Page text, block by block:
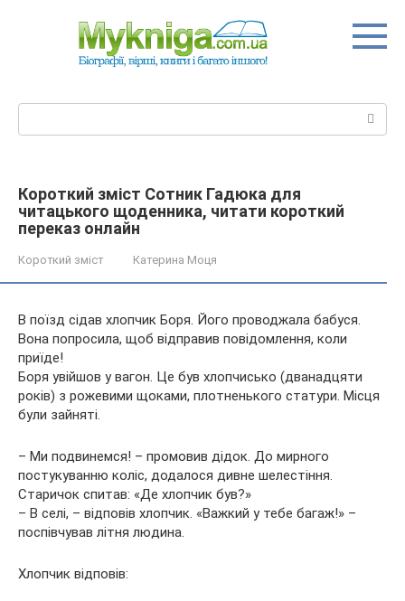
Короткий зміст Сотник Гадюка для
читацького щоденника, читати короткий
переказ онлайн
Короткий зміст Катерина Моця
В поїзд сідав хлопчик Боря. Його проводжала бабуся.
Вона попросила, щоб відправив повідомлення, коли
приїде!
Боря увійшов у вагон. Це був хлопчисько (дванадцяти
років) з рожевими щоками, плотненького статури. Місця
були зайняті.
– Ми подвинемся! – промовив дідок. До мирного
постукуванню коліс, додалося дивне шелестіння.
Старичок спитав: «Де хлопчик був?»
– В селі, – відповів хлопчик. «Важкий у тебе багаж!» –
поспівчував літня людина.
Хлопчик відповів: